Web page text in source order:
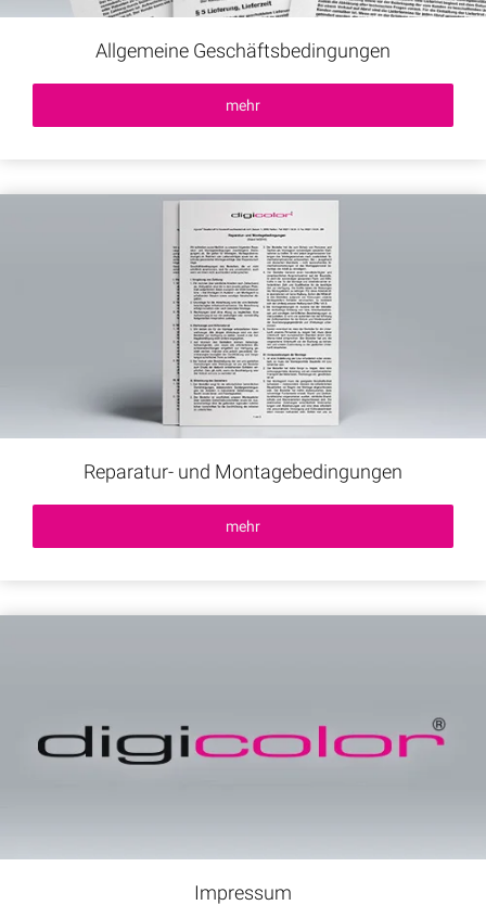
Allgemeine Geschäftsbedingungen
mehr
Reparatur- und Montagebedingungen
mehr
Impressum